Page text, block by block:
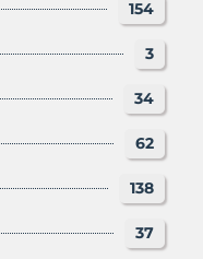
154
3
34
62
138
37